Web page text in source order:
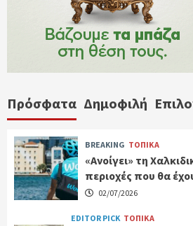
Πρόσφατα Δημοφιλή
BREAKING ΤΟΠΙΚΑ
«Ανοίγει» τη
περιοχές που θα
02/07/2026
EDITOR PICK ΤΟΠΙΚΑ